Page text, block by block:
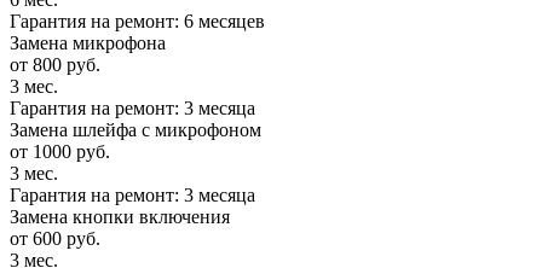
Гарантия на ремонт: 6 месяцев
Замена микрофона
от 800 руб.
3 мес.
Гарантия на ремонт: 3 месяца
Замена шлейфа с микрофоном
от 1000 руб.
3 мес.
Гарантия на ремонт: 3 месяца
Замена кнопки включения
от 600 руб.
3 мес.